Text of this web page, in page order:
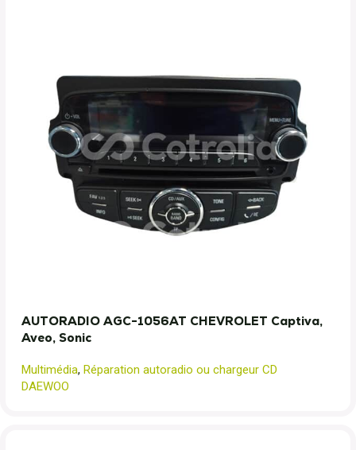
AUTORADIO AGC-1056AT CHEVROLET Captiva,
Aveo, Sonic
Multimédia, Réparation autoradio ou chargeur CD
DAEWOO